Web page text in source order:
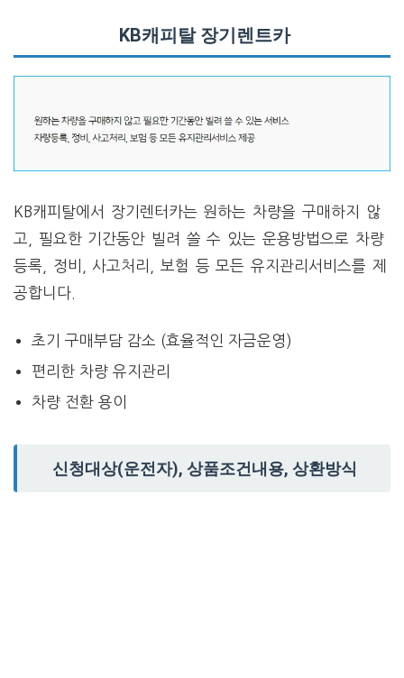
KB캐피탈 장기렌트카
KB캐피탈에서 장기렌터카는 원하는 차량을 구매하지 않
고, 필요한 기간동안 빌려 쓸 수 있는 운용방법으로 차량
등록, 정비, 사고처리, 보험 등 모든 유지관리서비스를 제
공합니다.
초기 구매부담 감소 (효율적인 자금운영)
편리한 차량 유지관리
차량 전환 용이
신청대상(운전자), 상품조건내용, 상환방식